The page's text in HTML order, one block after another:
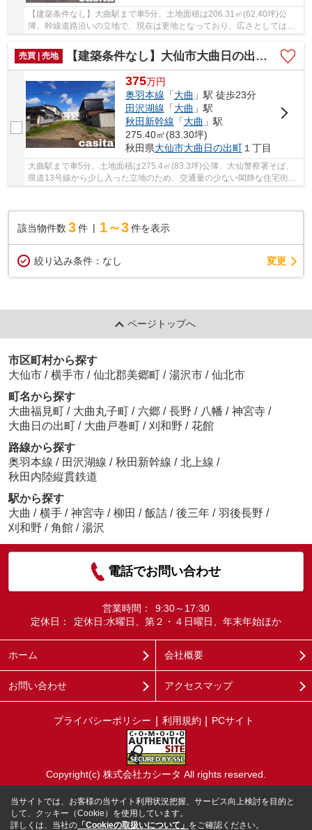
【建築条件なし】大曲駅まで車5分、土地面積は206.31㎡(62.40坪)公
簿、幹線道路沿いの立地で、現在は更地となっており、広さとしては３
売買 | 売地
【建築条件なし】大仙市大曲日の出町一丁目 大仙警察署 近くの住宅街の一角83.3坪 住宅用地
375万円
奥羽本線 「大曲 」駅 徒歩23分
田沢湖線 「大曲 」駅
秋田新幹線 「大曲 」駅
275.40㎡(83.30坪)
秋田県大仙市大曲日の出町１丁目
大曲駅まで車5分、土地面積は275.4㎡(83.3坪)公簿、大仙警察署そば、
県道13号線から少し入った立地のため、交通量の少ない閑静な住宅街で
す。現在は更地となっており、広さとしては３...
該当物件数 3件 1～3 件を表示
絞り込み条件： なし 変更
ページトップへ
市区町村から探す
大仙市 / 横手市 / 仙北郡美郷町 / 湯沢市 / 仙北市
町名から探す
大曲福見町 / 大曲丸子町 / 六郷 / 長野 / 八幡 / 神宮寺 /
大曲日の出町 / 大曲戸巻町 / 刈和野 / 花館
路線から探す
奥羽本線 / 田沢湖線 / 秋田新幹線 / 北上線 /
秋田内陸縦貫鉄道
駅から探す
大曲 / 横手 / 神宮寺 / 柳田 / 飯詰 / 後三年 / 羽後長野 /
刈和野 / 角館 / 湯沢
電話でお問い合わせ
営業時間：
9:30～17:30
定休日：
定休日:水曜日、第２・４日曜日、年末年始ほか
ホーム 会社概要
お問い合わせ アクセスマップ
プライバシーポリシー 利用規約 PCサイト
Copyright(c) 株式会社カシータ All rights reserved.
当サイトでは、お客様の当サイト利用状況把握、サービス向上検討を目的と
して、クッキー（Cookie）を使用しています。
詳しくは、当社の 「Cookieの取扱いについて」 をご確認ください。